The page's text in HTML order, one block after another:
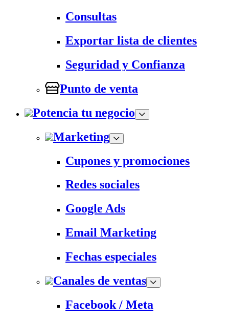
Consultas
Exportar lista de clientes
Seguridad y Confianza
Punto de venta
Potencia tu negocio
Marketing
Cupones y promociones
Redes sociales
Google Ads
Email Marketing
Fechas especiales
Canales de ventas
Facebook / Meta